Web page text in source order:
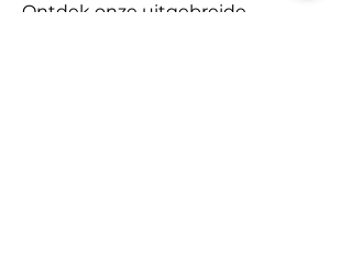
Ontdek onze uitgebreide